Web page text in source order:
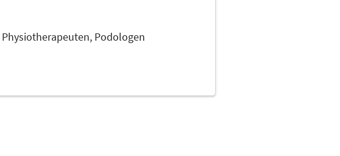
Physiotherapeuten, Podologen